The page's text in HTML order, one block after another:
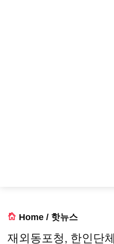
Home / 핫뉴스
재외동포청, 한인단